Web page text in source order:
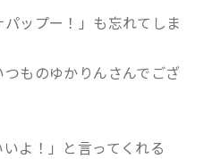
ップー！」も忘れてしま
ものゆかりんさんでござ
よ！」と言ってくれる